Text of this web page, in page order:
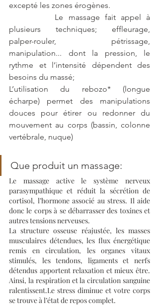
excepté les zones érogènes.
plusieurs techniques; effleurage,
palper-rouler, pétrissage,
manipulation... dont la pression, le
rythme et l’intensité dépendent des
besoins du massé;
L’utilisation du rebozo* (longue
écharpe) permet des manipulations
douces pour étirer ou redonner du
mouvement au corps (bassin, colonne
vertébrale, nuque)
Que produit un massage:
Le massage active le système nerveux
parasympathique et réduit la sécrétion de
cortisol, l’hormone associé au stress. Il aide
donc le corps à se débarrasser des toxines et
autres tensions nerveuses.
La structure osseuse réajustée, les masses
musculaires détendues, les flux énergétique
remis en circulation, les organes vitaux
stimulés, les tendons, ligaments et nerfs
détendus apportent relaxation et mieux être.
Ainsi, la respiration et la circulation sanguine
ralentissent.Le stress diminue et votre corps
se trouve à l’état de repos complet.